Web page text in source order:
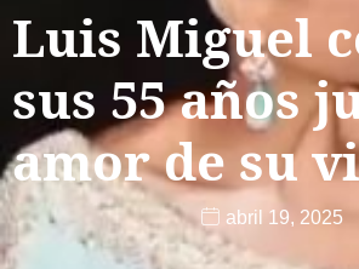
Luis Miguel
sus 55 años
amor de su
abril 19, 2025